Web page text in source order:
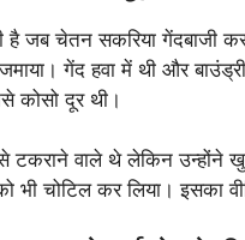
जब चेतन सकरिया गेंदबाजी
गेंद हवा में थी और
कोसो दूर थी।
से टकराने वाले थे लेकिन उन्होंने
भी चोटिल कर लिया। इसका